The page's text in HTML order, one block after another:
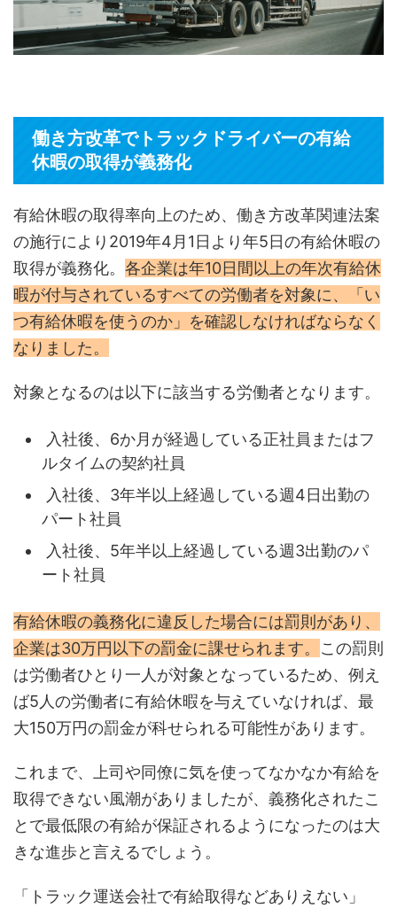
働き方改革でトラックドライバーの有給
休暇の取得が義務化
有給休暇の取得率向上のため、働き方改革関連法案
の施行により2019年4月1日より年5日の有給休暇の
取得が義務化。 各企業は年10日間以上の年次有給休
暇が付与されているすべての労働者を対象に、「い
つ有給休暇を使うのか」を確認しなければならなく
なりました。
対象となるのは以下に該当する労働者となります。
入社後、6か月が経過している正社員またはフ
ルタイムの契約社員
入社後、3年半以上経過している週4日出勤の
パート社員
入社後、5年半以上経過している週3出勤のパ
ート社員
有給休暇の義務化に違反した場合には罰則があり、
企業は30万円以下の罰金に課せられます。 この罰則
は労働者ひとり一人が対象となっているため、例え
ば5人の労働者に有給休暇を与えていなければ、最
大150万円の罰金が科せられる可能性があります。
これまで、上司や同僚に気を使ってなかなか有給を
取得できない風潮がありましたが、義務化されたこ
とで最低限の有給が保証されるようになったのは大
きな進歩と言えるでしょう。
「トラック運送会社で有給取得などありえない」